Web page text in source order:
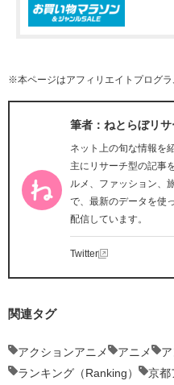
※本ページはアフィリエイトプログ
筆者：ねとらぼリサ
ネット上の旬な情報を
主にリサーチ型の記事
ルメ、ファッション、
で、最新のデータを使
配信しています。
Twitter
関連タグ
アクションアニメ アニメ
ランキング（Ranking）
京都